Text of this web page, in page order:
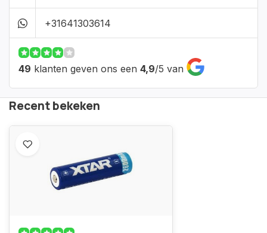
+31641303614
49 klanten geven ons een 4,9/5 van
Recent bekeken